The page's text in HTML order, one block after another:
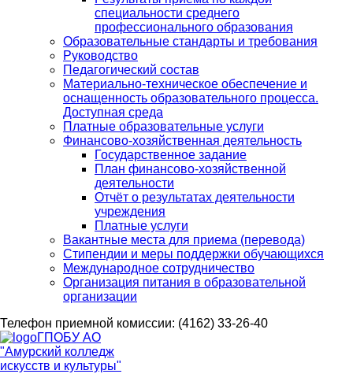
специальности среднего
профессионального образования
Образовательные стандарты и требования
Руководство
Педагогический состав
Материально-техническое обеспечение и
оснащенность образовательного процесса.
Доступная среда
Платные образовательные услуги
Финансово-хозяйственная деятельность
Государственное задание
План финансово-хозяйственной
деятельности
Отчёт о результатах деятельности
учреждения
Платные услуги
Вакантные места для приема (перевода)
Стипендии и меры поддержки обучающихся
Международное сотрудничество
Организация питания в образовательной
организации
Телефон приемной комиссии: (4162) 33-26-40
ГПОБУ АО
"Амурский колледж
искусств и культуры"